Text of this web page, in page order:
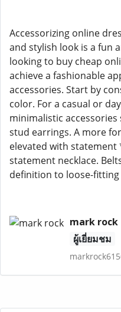
Accessorizing online
and stylish look is a fun
looking to buy cheap
achieve a fashionable
accessories. Start by
color. For a casual or
minimalistic accessories
stud earrings. A more
elevated with
statement necklace.
definition to loose-fitting
mark rock
ผู้เยี่ยมชม